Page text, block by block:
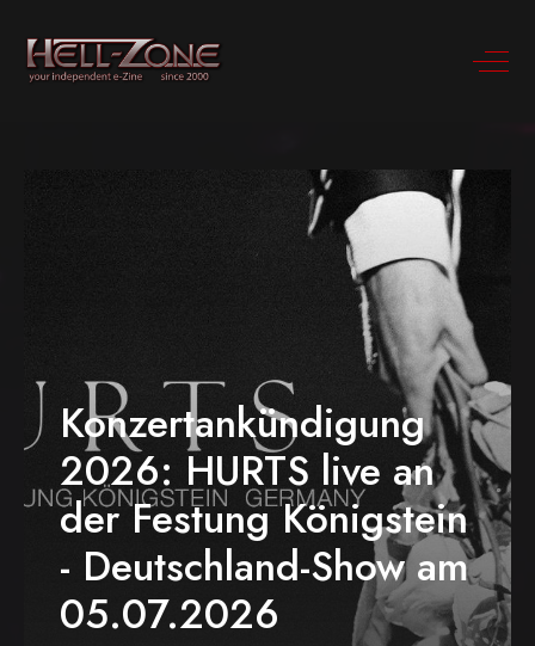
Konzertankündigung
2026: HURTS live an
der Festung Königstein
- Deutschland-Show am
05.07.2026